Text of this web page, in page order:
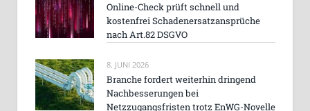
Online-Check prüft schnell und
kostenfrei Schadenersatzansprüche
nach Art.82 DSGVO
8. JUNI 2026
Branche fordert weiterhin dringend
Nachbesserungen bei
Netzzugangsfristen trotz EnWG-Novelle